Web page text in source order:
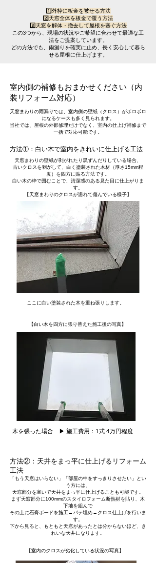
1️⃣外枠に板金を被せる方法
2️⃣天窓全体を板金で覆う方法
3️⃣天窓を解体・撤去して屋根を塞ぐ方法
この3つから、現場の状況やご希望に合わせて最適な工
法をご提案しています。
どの方法でも、雨漏りを確実に止め、長く安心して暮ら
せる屋根に仕上げます。
室内側の補修もおまかせください（内
装リフォーム対応）
天窓まわりの雨漏りでは、室内側の壁紙（クロス）がボロボロ
になるケースも多く見られます。
当社では、屋根の外部修理だけでなく、室内の仕上げ補修まで
一括で対応可能です。
方法①：白い木で室内をきれいに仕上げる工法
天窓まわりの壁紙が剥がれたり黒ずんだりしている場合、
古いクロスを剥がして、白く塗装された木材（厚さ15mm程
度）を四方に貼る方法です。
白い木の枠で囲むことで、清潔感のある見た目に仕上がりま
す。
【天窓まわりのクロスが濡れて傷んでいる様子】
​ここに白い塗装された木を重ね張りします。
【白い木を四方に張り替えた施工後の写真】
木を張った場合 ▶ 施工費用：1式 4万円程度
方法②：天井をまっ平に仕上げるリフォーム
工法
「もう天窓はいらない」「部屋の中をすっきりさせたい」とい
う方には、
天窓部分を塞いで天井をまっ平に仕上げることも可能です。
まず天窓部分に100mmのスタイロフォーム断熱材を貼り、木
下地を組んで
その上に石膏ボードを施工→パテ埋め→クロス仕上げを行いま
す。
下から見ると、もともと天窓があったとは分からないほど、き
れいな天井になります。
【室内のクロスが劣化している状況の写真】